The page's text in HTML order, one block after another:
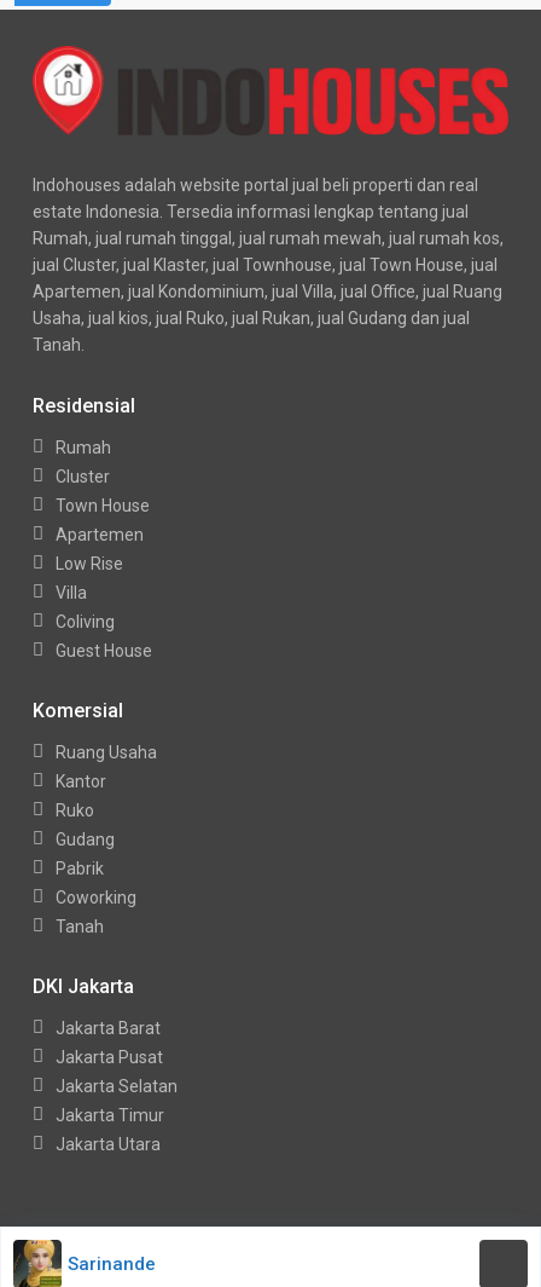
Indohouses adalah website portal jual beli properti dan real
estate Indonesia. Tersedia informasi lengkap tentang jual
Rumah, jual rumah tinggal, jual rumah mewah, jual rumah kos,
jual Cluster, jual Klaster, jual Townhouse, jual Town House, jual
Apartemen, jual Kondominium, jual Villa, jual Office, jual Ruang
Usaha, jual kios, jual Ruko, jual Rukan, jual Gudang dan jual
Tanah.
Residensial
Rumah
Cluster
Town House
Apartemen
Low Rise
Villa
Coliving
Guest House
Komersial
Ruang Usaha
Kantor
Ruko
Gudang
Pabrik
Coworking
Tanah
DKI Jakarta
Jakarta Barat
Jakarta Pusat
Jakarta Selatan
Jakarta Timur
Jakarta Utara
Copyright Indohouses. All Rights Reserved.
Kebijakan Privasi
Sarinande